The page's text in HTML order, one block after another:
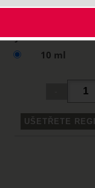
Vyberte variantu:
10 ml